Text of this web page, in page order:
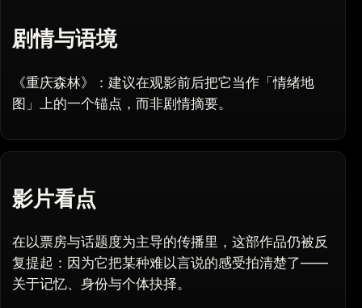
剧情与语境
《重庆森林》：建议在观影前后把它当作「情绪地
图」上的一个锚点，而非剧情摘要。
影片看点
在以票房与话题度为主导的传播里，这部作品仍被反
复提起：因为它把某种难以言说的感受拍清楚了——
关于记忆、身份与个体抉择。